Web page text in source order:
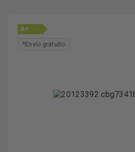
A+
*Envío gratuito